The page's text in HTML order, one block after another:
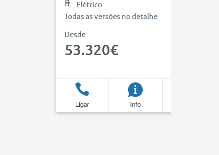
Elétrico
Todas as versões no detalhe
Desde
53.320€
Ligar Info